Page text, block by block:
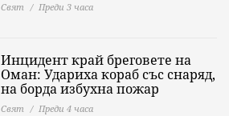
Свят Преди 3 часа
Инцидент край бреговете на
Оман: Удариха кораб със снаряд,
на борда избухна пожар
Свят Преди 4 часа